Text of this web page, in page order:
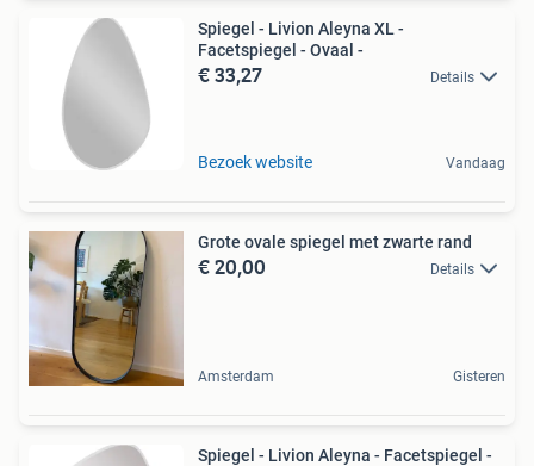
Spiegel - Livion Aleyna XL -
Facetspiegel - Ovaal -
€ 33,27 Details
Bezoek website Vandaag
Grote ovale spiegel met zwarte rand
€ 20,00 Details
Amsterdam Gisteren
Spiegel - Livion Aleyna - Facetspiegel -